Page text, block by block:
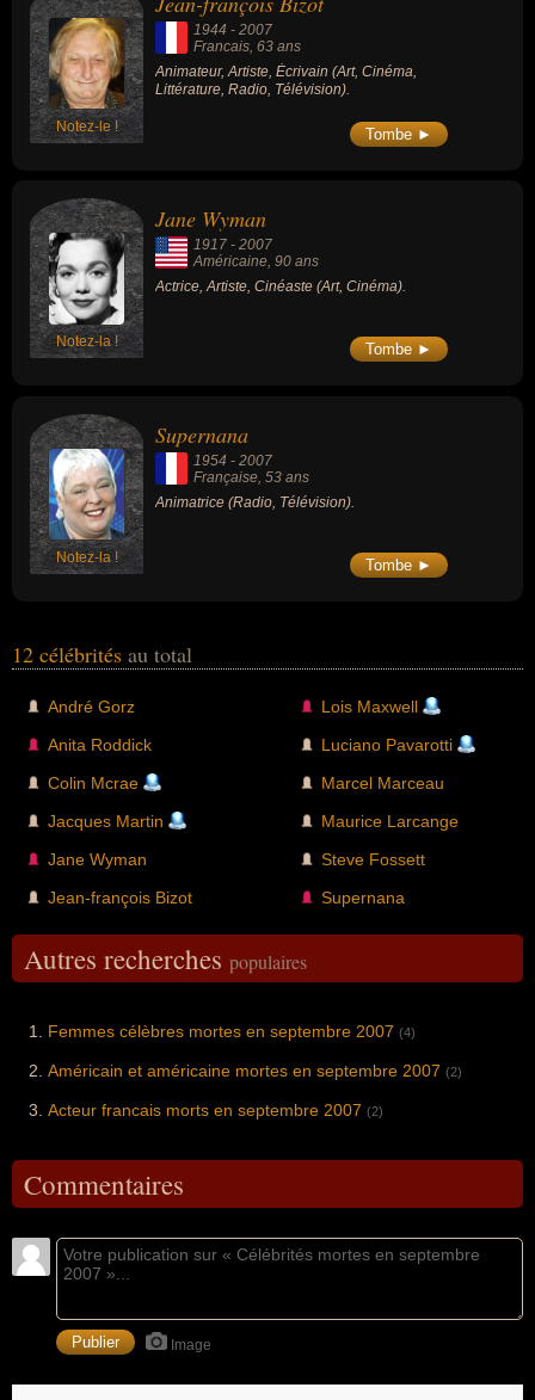
Notez-le !
1944 - 2007
Francais, 63 ans
Animateur, Artiste, Écrivain (Art, Cinéma,
Littérature, Radio, Télévision).
Tombe ►
Notez-la !
Jane Wyman
1917 - 2007
Américaine, 90 ans
Actrice, Artiste, Cinéaste (Art, Cinéma).
Tombe ►
Notez-la !
Supernana
1954 - 2007
Française, 53 ans
Animatrice (Radio, Télévision).
Tombe ►
12 célébrités au total
André Gorz
Anita Roddick
Colin Mcrae
Jacques Martin
Jane Wyman
Jean-françois Bizot
Lois Maxwell
Luciano Pavarotti
Marcel Marceau
Maurice Larcange
Steve Fossett
Supernana
Autres recherches populaires
Femmes célèbres mortes en septembre 2007 (4)
Américain et américaine mortes en septembre 2007 (2)
Acteur francais morts en septembre 2007 (2)
Commentaires
Image